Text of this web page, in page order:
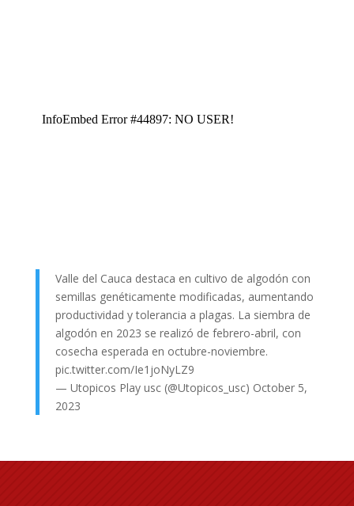
Valle del Cauca destaca en cultivo de algodón con
semillas genéticamente modificadas, aumentando
productividad y tolerancia a plagas. La siembra de
algodón en 2023 se realizó de febrero-abril, con
cosecha esperada en octubre-noviembre.
pic.twitter.com/Ie1joNyLZ9
— Utopicos Play usc (@Utopicos_usc) October 5,
2023